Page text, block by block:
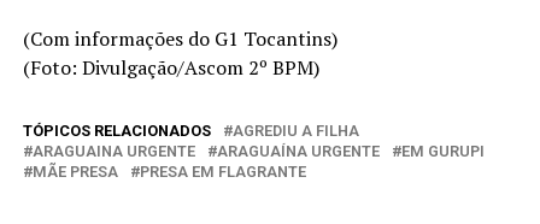
(Com informações do G1 Tocantins)
(Foto: Divulgação/Ascom 2º BPM)
TÓPICOS RELACIONADOS
AGREDIU A FILHA
ARAGUAINA URGENTE
ARAGUAÍNA URGENTE
EM GURUPI
MÃE PRESA
PRESA EM FLAGRANTE